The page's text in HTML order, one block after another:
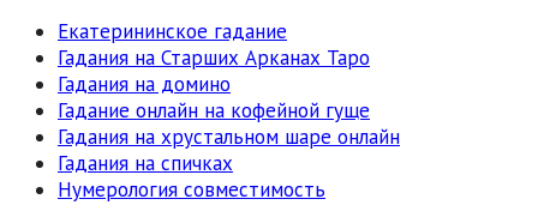
Екатерининское гадание
Гадания на Старших Арканах Таро
Гадания на домино
Гадание онлайн на кофейной гуще
Гадания на хрустальном шаре онлайн
Гадания на спичках
Нумерология совместимость